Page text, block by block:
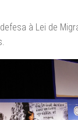
à Lei de